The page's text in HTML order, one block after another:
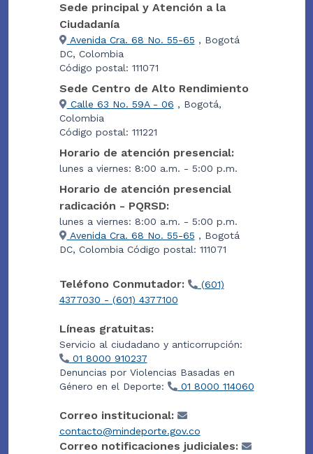
Sede principal y Atención a la
Ciudadanía
Avenida Cra. 68 No. 55-65 , Bogotá
DC, Colombia
Código postal: 111071
Sede Centro de Alto Rendimiento
Calle 63 No. 59A - 06 , Bogotá,
Colombia
Código postal: 111221
Horario de atención presencial:
lunes a viernes: 8:00 a.m. - 5:00 p.m.
Horario de atención presencial
radicación - PQRSD:
lunes a viernes: 8:00 a.m. - 5:00 p.m.
Avenida Cra. 68 No. 55-65 , Bogotá
DC, Colombia Código postal: 111071
Teléfono Conmutador:
(601)
4377030 - (601) 4377100
Líneas gratuitas:
Servicio al ciudadano y anticorrupción:
01 8000 910237
Denuncias por Violencias Basadas en
Género en el Deporte:
01 8000 114060
Correo institucional:
contacto@mindeporte.gov.co
Correo notificaciones judiciales: